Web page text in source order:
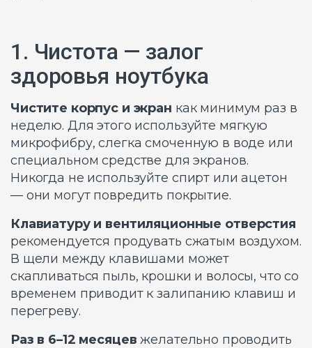
1. Чистота — залог
здоровья ноутбука
Чистите корпус и экран как минимум раз в
неделю. Для этого используйте мягкую
микрофибру, слегка смоченную в воде или
специальном средстве для экранов.
Никогда не используйте спирт или ацетон
— они могут повредить покрытие.
Клавиатуру и вентиляционные отверстия
рекомендуется продувать сжатым воздухом.
В щели между клавишами может
скапливаться пыль, крошки и волосы, что со
временем приводит к залипанию клавиш и
перегреву.
Раз в 6–12 месяцев желательно проводить